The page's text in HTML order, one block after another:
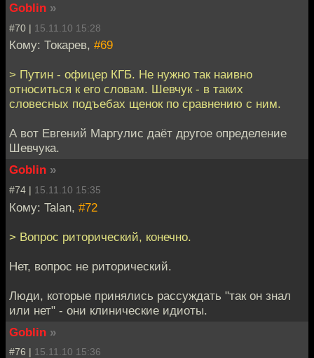
Goblin »
#70 | 15.11.10 15:28
Кому: Токарев, #69
> Путин - офицер КГБ. Не нужно так наивно
относиться к его словам. Шевчук - в таких
словесных подъебах щенок по сравнению с ним.
А вот Евгений Маргулис даёт другое определение
Шевчука.
Goblin »
#74 | 15.11.10 15:35
Кому: Talan, #72
> Вопрос риторический, конечно.
Нет, вопрос не риторический.
Люди, которые принялись рассуждать "так он знал
или нет" - они клинические идиоты.
Goblin »
#76 | 15.11.10 15:36